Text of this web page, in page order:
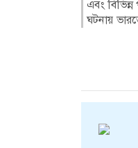
এবং
ঘটনায়
উলিপুরে